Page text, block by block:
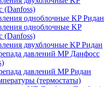
(Danfoss)
одноблочные KP Ридан
одноблочные KP
(Danfoss)
двухблочные KP Ридан
давлений MP Данфосс
давлений MP Ридан
(термостаты)